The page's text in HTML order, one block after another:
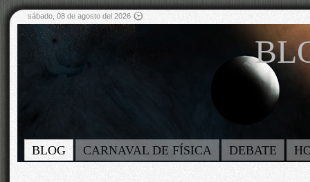
sábado, 08 de agosto del 2026
BLOG CARNAVAL DE FÍSICA DEBATE